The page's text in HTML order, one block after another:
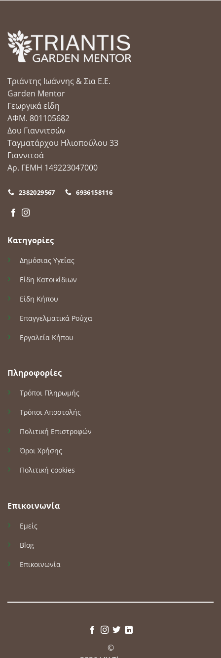
Τριάντης Ιωάννης & Σια Ε.Ε.
Garden Mentor
Γεωργικά είδη
ΑΦΜ. 801105682
Δου Γιαννιτσών
Ταγματάρχου Ηλιοπούλου 33
Γιαννιτσά
Αρ. ΓΕΜΗ 149223047000
2382029567 6936158116
Κατηγορίες
Δημόσιας Υγείας
Είδη Κατοικίδιων
Είδη Κήπου
Επαγγελματικά Ρούχα
Εργαλεία Κήπου
Πληροφορίες
Τρόποι Πληρωμής
Τρόποι Αποστολής
Πολιτική Επιστροφών
Όροι Χρήσης
Πολιτική cookies
Επικοινωνία
Εμείς
Blog
Επικοινωνία
©